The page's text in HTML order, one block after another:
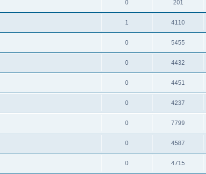
0 201
1 4110
0 5455
0 4432
0 4451
0 4237
0 7799
0 4587
0 4715